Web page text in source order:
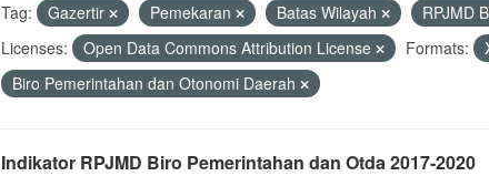
Tag: Gazertir Pemekaran Batas Wilayah
RPJMD
Licenses:
Open Data Commons Attribution License Formats:
Biro Pemerintahan dan Otonomi Daerah
Indikator RPJMD Biro Pemerintahan dan Otda 2017-2020